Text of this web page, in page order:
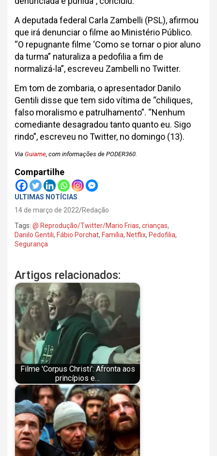
A deputada federal Carla Zambelli (PSL), afirmou
que irá denunciar o filme ao Ministério Público.
“O repugnante filme ‘Como se tornar o pior aluno
da turma” naturaliza a pedofilia a fim de
normalizá-la”, escreveu Zambelli no Twitter.
Em tom de zombaria, o apresentador Danilo
Gentili disse que tem sido vítima de “chiliques,
falso moralismo e patrulhamento”. “Nenhum
comediante desagradou tanto quanto eu. Sigo
rindo”, escreveu no Twitter, no domingo (13).
Via Guiame , com informações de PODER360.
Compartilhe
ULTIMAS NOTÍCIAS
14 de março de 2022 Redação
Tags: @ Reprodução/Twitter/Mario Frias, crianças,
Danilo Gentili, Fábio Porchat, Família, Netflix, Pedofilia,
Segurança
Artigos relacionados:
Filme 'Corpus Christi': Afronta aos
princípios e…